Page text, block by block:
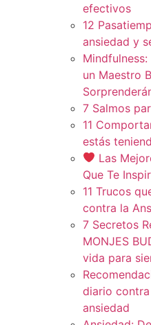
efectivos
12
ansiedad y
un Maestro
7 Salmos
11
estás
Las
Que Te
11 Trucos
contra la
7 Secretos
MONJES
vida para
diario
ansiedad